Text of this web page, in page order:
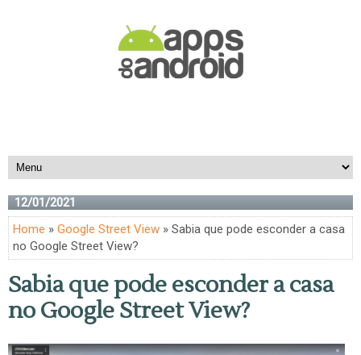
12/01/2021
Home » Google Street View » Sabia que pode esconder a casa
no Google Street View?
Sabia que pode esconder a casa
no Google Street View?